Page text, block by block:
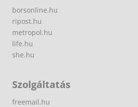
borsonline.hu
ripost.hu
metropol.hu
life.hu
she.hu
Szolgáltatás
freemail.hu